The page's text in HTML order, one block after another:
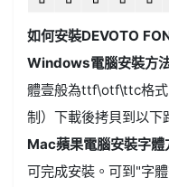
如何安裝DEVOTO
Windows電腦安裝方
體壹般為ttf\otf\ttc格式
制）下載後拷貝到以
Mac蘋果電腦安裝字體
可完成安裝。可到"字